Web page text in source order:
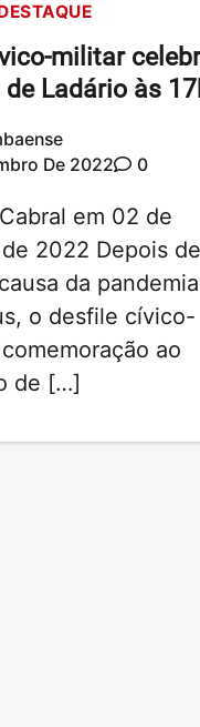
militar
Ladário às
De 2022
0
em 02 de
2022 Depois
da
o desfile cívico-
ao
de […]